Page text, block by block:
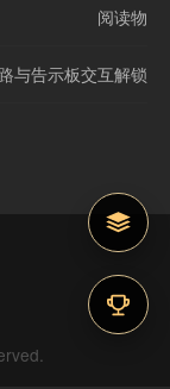
阅读物
与告示板交互解锁